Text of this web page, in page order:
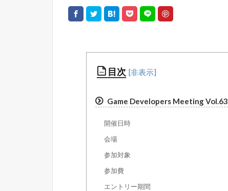
目次
Game Developers Meeting Vol.63
開催日時
会場
参加対象
参加費
エントリー期間